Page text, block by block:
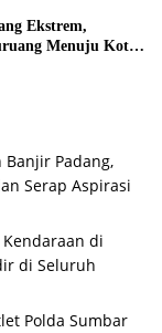
Ekstrem,
Menuju Koto
Banjir Padang,
Serap Aspirasi
Kendaraan di
di Seluruh
Polda Sumbar